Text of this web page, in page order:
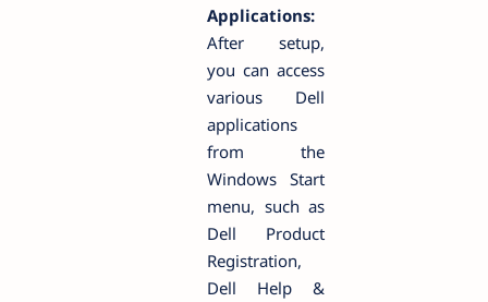
Applications:
After setup,
you can access
various Dell
applications
from the
Windows Start
menu, such as
Dell Product
Registration,
Dell Help &